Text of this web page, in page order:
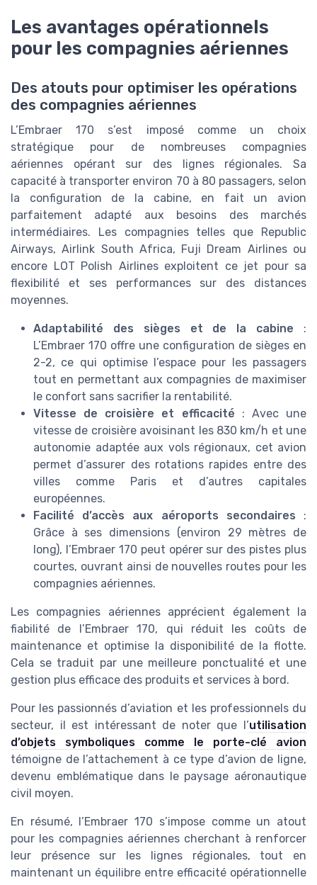
Les avantages opérationnels
pour les compagnies aériennes
Des atouts pour optimiser les opérations
des compagnies aériennes
L’Embraer 170 s’est imposé comme un choix
stratégique pour de nombreuses compagnies
aériennes opérant sur des lignes régionales. Sa
capacité à transporter environ 70 à 80 passagers, selon
la configuration de la cabine, en fait un avion
parfaitement adapté aux besoins des marchés
intermédiaires. Les compagnies telles que Republic
Airways, Airlink South Africa, Fuji Dream Airlines ou
encore LOT Polish Airlines exploitent ce jet pour sa
flexibilité et ses performances sur des distances
moyennes.
Adaptabilité des sièges et de la cabine :
L’Embraer 170 offre une configuration de sièges en
2-2, ce qui optimise l’espace pour les passagers
tout en permettant aux compagnies de maximiser
le confort sans sacrifier la rentabilité.
Vitesse de croisière et efficacité : Avec une
vitesse de croisière avoisinant les 830 km/h et une
autonomie adaptée aux vols régionaux, cet avion
permet d’assurer des rotations rapides entre des
villes comme Paris et d’autres capitales
européennes.
Facilité d’accès aux aéroports secondaires :
Grâce à ses dimensions (environ 29 mètres de
long), l’Embraer 170 peut opérer sur des pistes plus
courtes, ouvrant ainsi de nouvelles routes pour les
compagnies aériennes.
Les compagnies aériennes apprécient également la
fiabilité de l’Embraer 170, qui réduit les coûts de
maintenance et optimise la disponibilité de la flotte.
Cela se traduit par une meilleure ponctualité et une
gestion plus efficace des produits et services à bord.
Pour les passionnés d’aviation et les professionnels du
secteur, il est intéressant de noter que l’utilisation
d’objets symboliques comme le porte-clé avion
témoigne de l’attachement à ce type d’avion de ligne,
devenu emblématique dans le paysage aéronautique
civil moyen.
En résumé, l’Embraer 170 s’impose comme un atout
pour les compagnies aériennes cherchant à renforcer
leur présence sur les lignes régionales, tout en
maintenant un équilibre entre efficacité opérationnelle